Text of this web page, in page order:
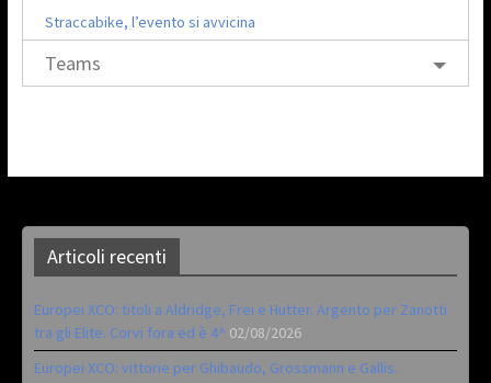
Straccabike, l’evento si avvicina
Teams
Articoli recenti
Europei XCO: titoli a Aldridge, Frei e Hutter. Argento per Zanotti
tra gli Elite. Corvi fora ed è 4^ 02/08/2026
Europei XCO: vittorie per Ghibaudo, Grossmann e Gallis.